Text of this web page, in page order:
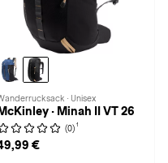
· Unisex
McKinley · Minah II VT 26
(0) 1
€